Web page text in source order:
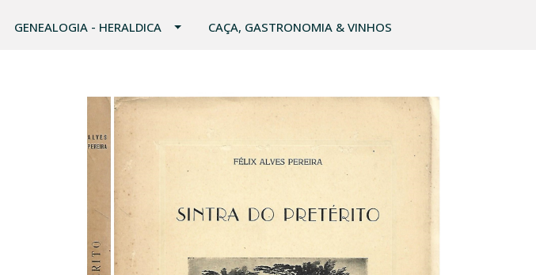
GENEALOGIA - HERALDICA CAÇA, GASTRONOMIA & VINHOS